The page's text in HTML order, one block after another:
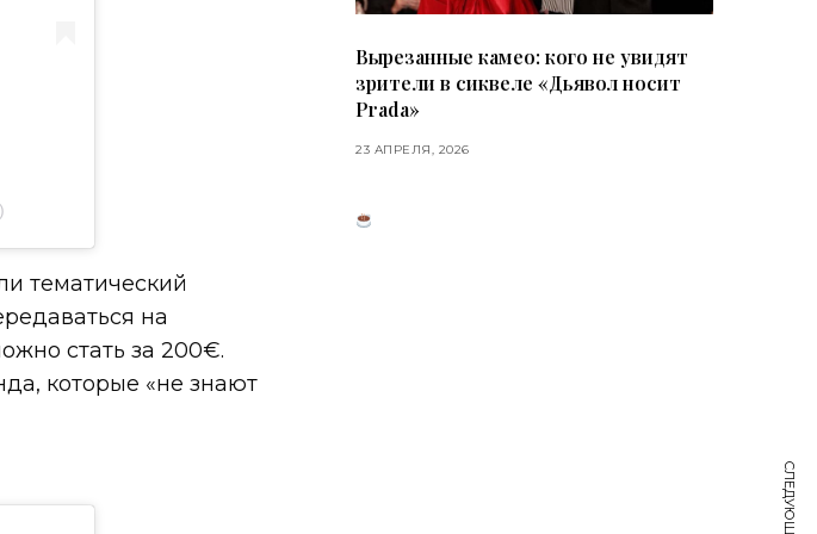
тематический
на
стать за 200€.
которые «не знают
Вырезанные камео: кого не увидят
зрители в сиквеле «Дьявол носит
Prada»
23 АПРЕЛЯ, 2026